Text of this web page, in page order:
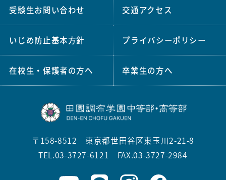
受験生お問い合わせ 交通アクセス
いじめ防止基本方針 プライバシーポリシー
在校生・保護者の方へ 卒業生の方へ
〒158-8512 東京都世田谷区東玉川2-21-8
TEL.03-3727-6121 FAX.03-3727-2984